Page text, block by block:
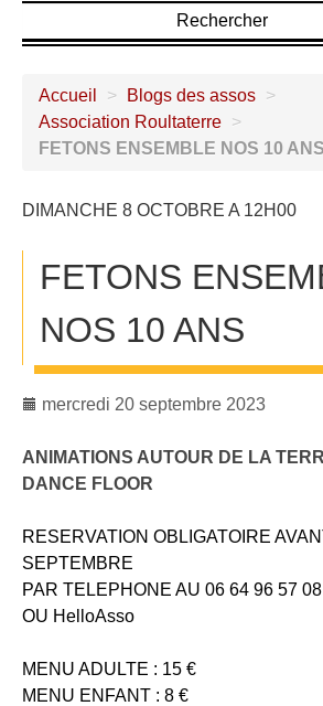
Accueil > Blogs des assos >
Association Roultaterre >
FETONS ENSEMBLE NOS 10 ANS
DIMANCHE 8 OCTOBRE A 12H00
FETONS
NOS 10 ANS
mercredi 20 septembre 2023
ANIMATIONS AUTOUR DE LA
DANCE FLOOR
RESERVATION OBLIGATOIRE
SEPTEMBRE
PAR TELEPHONE AU 06 64 96 57 08
OU HelloAsso
MENU ADULTE : 15 €
MENU ENFANT : 8 €